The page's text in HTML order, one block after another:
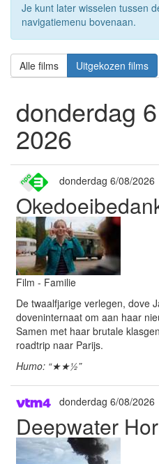
Je kunt later wisselen tussen
navigatiemenu bovenaan.
Alle films Uitgekozen films
donderdag
2026
donderdag 6/08/2026
Film - Familie
De twaalfjarige verlegen, dove
doveninternaat om aan haar
Samen met haar brutale
roadtrip naar Parijs.
Humo: “★★½”
donderdag 6/08/2026
Deepwater